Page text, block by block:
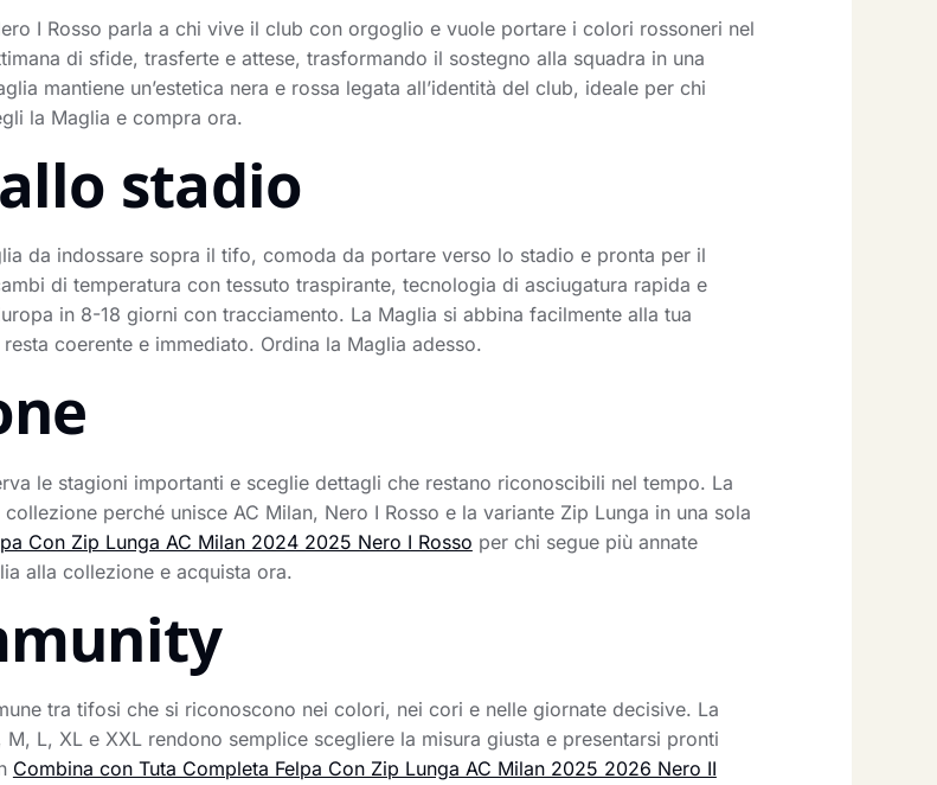
I Rosso parla a chi vive il club con orgoglio e vuole portare i colori rossoneri nel
di sfide, trasferte e attese, trasformando il sostegno alla squadra in una
mantiene un’estetica nera e rossa legata all’identità del club, ideale per chi
la Maglia e compra ora.
stadio
da indossare sopra il tifo, comoda da portare verso lo stadio e pronta per il
di temperatura con tessuto traspirante, tecnologia di asciugatura rapida e
in 8-18 giorni con tracciamento. La Maglia si abbina facilmente alla tua
coerente e immediato. Ordina la Maglia adesso.
le stagioni importanti e sceglie dettagli che restano riconoscibili nel tempo. La
perché unisce AC Milan, Nero I Rosso e la variante Zip Lunga in una sola
Con Zip Lunga AC Milan 2024 2025 Nero I Rosso per chi segue più annate
alla collezione e acquista ora.
tra tifosi che si riconoscono nei colori, nei cori e nelle giornate decisive. La
L, XL e XXL rendono semplice scegliere la misura giusta e presentarsi pronti
Combina con Tuta Completa Felpa Con Zip Lunga AC Milan 2025 2026 Nero II